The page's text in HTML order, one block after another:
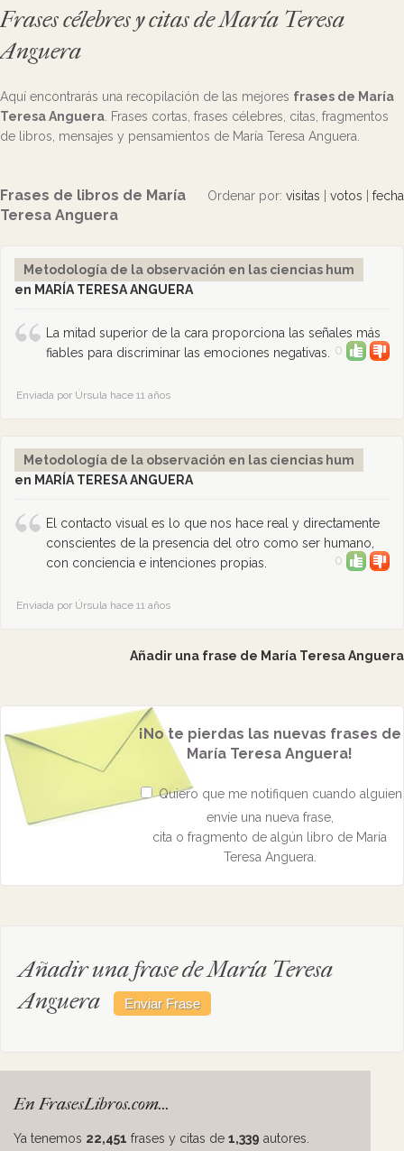
Frases célebres y citas de María Teresa
Anguera
Aquí encontrarás una recopilación de las mejores frases de María
Teresa Anguera . Frases cortas, frases célebres, citas, fragmentos
de libros, mensajes y pensamientos de María Teresa Anguera.
Ordenar por: visitas votos fecha
Frases de libros de María
Teresa Anguera
Metodología de la observación en las ciencias hum
en MARÍA TERESA ANGUERA
La mitad superior de la cara proporciona las señales más
fiables para discriminar las emociones negativas.
0
Enviada por Úrsula hace 11 años
Metodología de la observación en las ciencias hum
en MARÍA TERESA ANGUERA
El contacto visual es lo que nos hace real y directamente
conscientes de la presencia del otro como ser humano,
con conciencia e intenciones propias.
0
Enviada por Úrsula hace 11 años
Añadir una frase de María Teresa Anguera
¡No te pierdas las nuevas frases de
María Teresa Anguera!
Quiero que me notifiquen cuando alguien
envíe una nueva frase,
cita o fragmento de algún libro de María
Teresa Anguera.
Añadir una frase de María Teresa
Anguera
En FrasesLibros.com...
Ya tenemos 22,451 frases y citas de 1,339 autores.